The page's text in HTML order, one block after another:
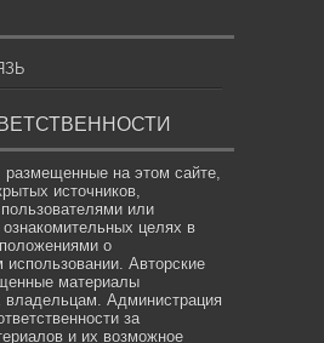
на этом сайте,
источников,
или
целях в
о
использовании. Авторские
материалы
владельцам. Администрация
за
и их возможное